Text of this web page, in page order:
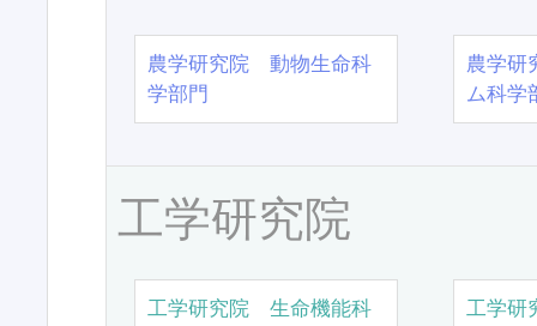
農学研究院 動物生命科
学部門
農学
ム科学
工学研究院
工学研究院 生命機能科
工学研